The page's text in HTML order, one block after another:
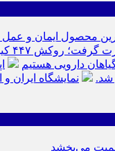
محصول ایمان و
از محورهای خراسان جنوبی
دارویی هستیم
شد.
نمایشگاه ایران